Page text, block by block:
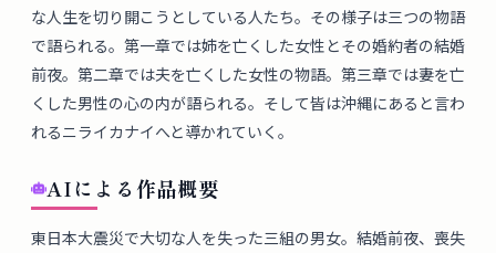
概
要
ロ
イ
ン
な人生を切り開こうとしている人たち。その様子は三つの物語
で語られる。第一章では姉を亡くした女性とその婚約者の結婚
前夜。第二章では夫を亡くした女性の物語。第三章では妻を亡
くした男性の心の内が語られる。そして皆は沖縄にあると言わ
れるニライカナイへと導かれていく。
AIによる作品概要
東日本大震災で大切な人を失った三組の男女。結婚前夜、喪失